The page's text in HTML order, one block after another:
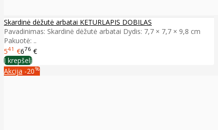
Skardinė dėžutė arbatai KETURLAPIS DOBILAS
Pavadinimas: Skardinė dėžutė arbatai Dydis: 7,7 × 7,7 × 9,8 cm
Pakuotė: ..
541 €676 €
Į krepšelį
Akcija -20%